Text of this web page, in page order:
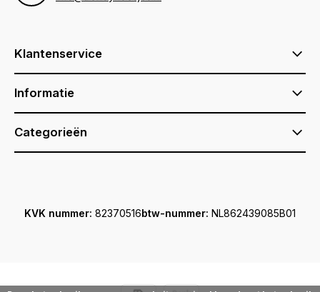
Klantenservice
Informatie
Categorieën
KVK nummer: 82370516btw-nummer: NL862439085B01